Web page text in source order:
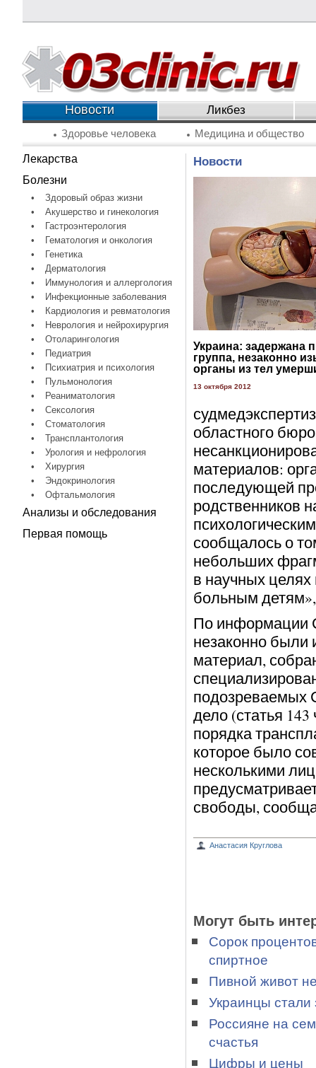
Новости Ликбез
Здоровье человека Медицина и общество
Лекарства
Болезни
•
Здоровый образ жизни
•
Акушерство и гинекология
•
Гастроэнтерология
•
Гематология и онкология
•
Генетика
•
Дерматология
•
Иммунология и аллергология
•
Инфекционные заболевания
•
Кардиология и ревматология
•
Неврология и нейрохирургия
•
Отоларингология
•
Педиатрия
•
Психиатрия и психология
•
Пульмонология
•
Реаниматология
•
Сексология
•
Стоматология
•
Трансплантология
•
Урология и нефрология
•
Хирургия
•
Эндокринология
•
Офтальмология
Анализы и обследования
Первая помощь
Новости
Украина: задержана
группа, незаконно
органы из тел
13 октября 2012
областного
материалов:
последующей
родственников
сообщалось о
небольших
в научных
больным
По информации
незаконно были
материал,
подозреваемых
дело (статья
порядка
которое было
несколькими
свободы,
Анастасия Круглова
Могут быть
Сорок
спиртное
Пивной живот
Украинцы стали
Россияне на
счастья
Цифры и цены